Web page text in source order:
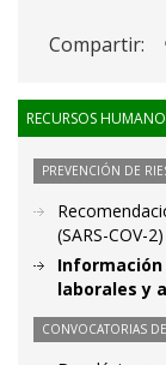
Compartir:
RECURSOS
PREVENCIÓN DE
(SARS-COV-2)
laborales y
CONVOCATORIAS